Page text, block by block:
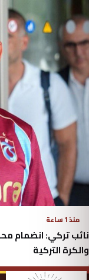
منذ 1 ساعة
نائب تركي: انضمام
والكرة التركية